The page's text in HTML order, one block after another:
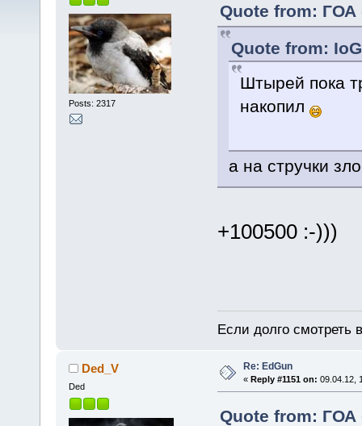
Posts: 2317
Quote from: ГОА
Quote from:
Штырей пока
накопил
а на стручки
+100500 :-)))
Если долго смотреть
Ded_V
Ded
Re: EdGun
« Reply #1151 on: 09.04.12,
Quote from: ГОА